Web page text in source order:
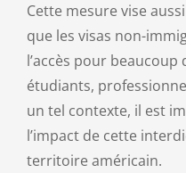
Cette mesure vise
que les visas non-
l’accès pour
étudiants,
un tel contexte, il est
l’impact de cette
territoire américain.